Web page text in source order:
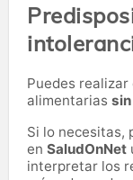
Puedes
alimentarias
Si lo necesitas,
en SaludOnNet
interpretar los